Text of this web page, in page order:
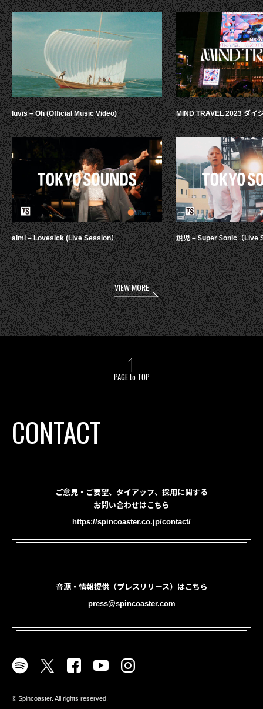
luvis – Oh (Official Music Video)
aimi – Lovesick (Live Session）
MIND TRAVEL 2023 ダイ
鋭児 – $uper $onic（Live
VIEW MORE
PAGE to TOP
CONTACT
ご意見・ご要望、タイアップ、採用に関する
お問い合わせはこちら
https://spincoaster.co.jp/contact/
音源・情報提供（プレスリリース）はこちら
press@spincoaster.com
©︎ Spincoaster. All rights reserved.